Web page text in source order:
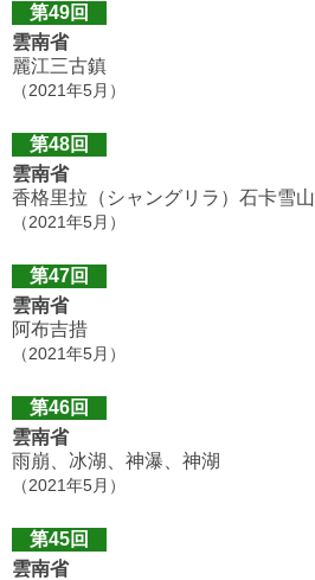
第49回
雲南省
麗江三古鎮
（2021年5月）
第48回
雲南省
香格里拉（シャングリラ）石卡雪山
（2021年5月）
第47回
雲南省
阿布吉措
（2021年5月）
第46回
雲南省
雨崩、冰湖、神瀑、神湖
（2021年5月）
第45回
雲南省